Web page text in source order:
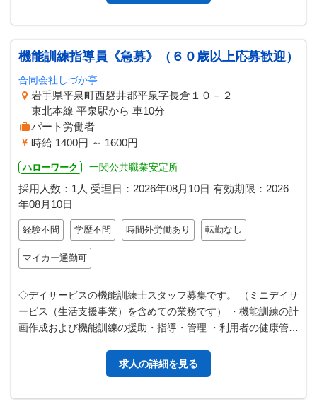
機能訓練指導員《急募》（６０歳以上応募歓迎）
合同会社しづか亭
岩手県平泉町西磐井郡平泉字長倉１０－２
東北本線 平泉駅から 車10分
パート労働者
時給 1400円 ～ 1600円
ハローワーク 一関公共職業安定所
採用人数：1人 受理日： 2026年08月10日 有効期限： 2026
年08月10日
経験不問 学歴不問 時間外労働あり 転勤なし
マイカー通勤可
◇デイサービスの機能訓練士スタッフ募集です。 （ミニデイサ
ービス（生活支援事業）を含めての業務です） ・機能訓練の計
画作成および機能訓練の援助・指導・管理 ・利用者の健康管理
求人の詳細を見る